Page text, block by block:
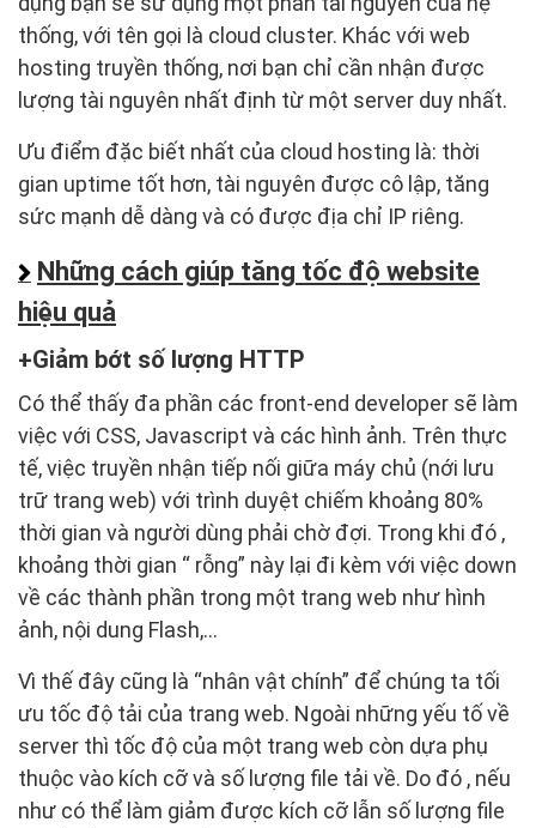
thống, với tên gọi là cloud cluster. Khác với web
hosting truyền thống, nơi bạn chỉ cần nhận được
lượng tài nguyên nhất định từ một server duy nhất.
Ưu điểm đặc biết nhất của cloud hosting là: thời
gian uptime tốt hơn, tài nguyên được cô lập, tăng
sức mạnh dễ dàng và có được địa chỉ IP riêng.
Những cách giúp tăng tốc độ website
hiệu quả
Giảm bớt số lượng HTTP
Có thể thấy đa phần các front-end developer sẽ làm
việc với CSS, Javascript và các hình ảnh. Trên thực
tế, việc truyền nhận tiếp nối giữa máy chủ (nới lưu
trữ trang web) với trình duyệt chiếm khoảng 80%
thời gian và người dùng phải chờ đợi. Trong khi đó ,
khoảng thời gian “ rỗng” này lại đi kèm với việc down
về các thành phần trong một trang web như hình
ảnh, nội dung Flash,…
Vì thế đây cũng là “nhân vật chính” để chúng ta tối
ưu tốc độ tải của trang web. Ngoài những yếu tố về
server thì tốc độ của một trang web còn dựa phụ
thuộc vào kích cỡ và số lượng file tải về. Do đó , nếu
như có thể làm giảm được kích cỡ lẫn số lượng file